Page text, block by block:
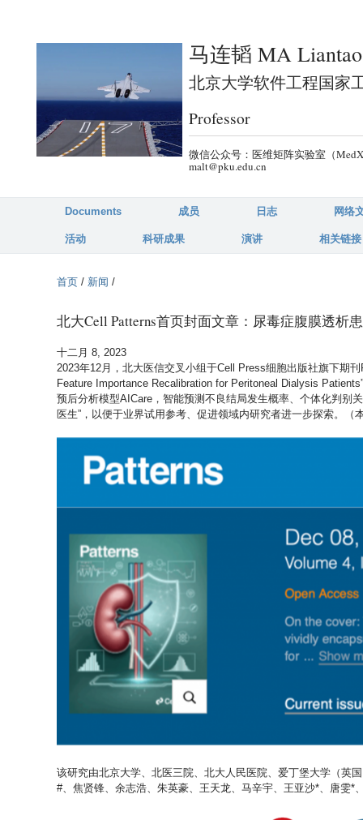
到
页
面
主
要
容
部
分
马连韬 MA Liantao
北京大学软件工程国家
Professor
微信公众号：医维矩阵实验室（
malt@pku.edu.cn
Documents 成员 日志 网络
活动 科研成果 演讲 相关链接
首页 / 新闻 /
北大Cell Patterns首页封面文章：尿毒症腹膜透析
十二月 8, 2023
2023年12月，北大医信交叉小组于Cell Press细胞出版社旗下期
Feature Importance Recalibration for Peritoneal Dialysis
预后分析模型AICare，智能预测不良结局发生概率、个体化判别
医生”，以便于业界试用参考、促进领域内研究者进一步探索。（
该研究由北京大学、北医三院、北大人民医院、爱丁堡大学（英
#、焦贤锋、余志浩、朱英豪、王天龙、马辛宇、王亚沙*、唐雯*